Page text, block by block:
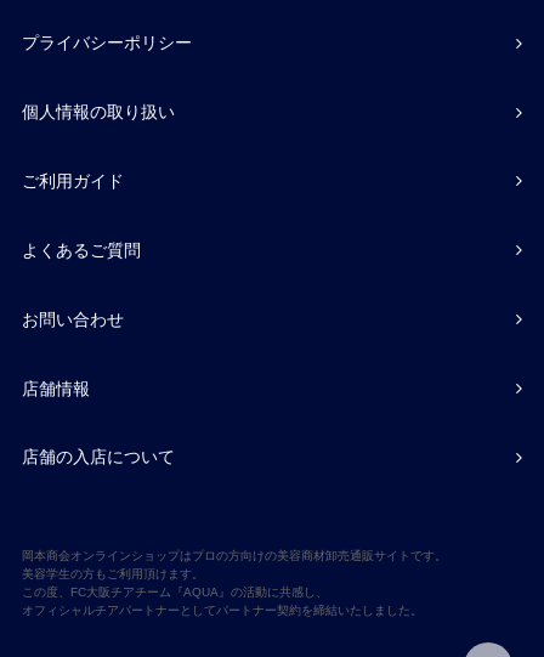
プライバシーポリシー
個人情報の取り扱い
ご利用ガイド
よくあるご質問
お問い合わせ
店舗情報
店舗の入店について
岡本商会オンラインショップはプロの方向けの美容商材卸売通販サイトです。
美容学生の方もご利用頂けます。
この度、FC大阪チアチーム『AQUA』の活動に共感し、
オフィシャルチアパートナーとしてパートナー契約を締結いたしました。